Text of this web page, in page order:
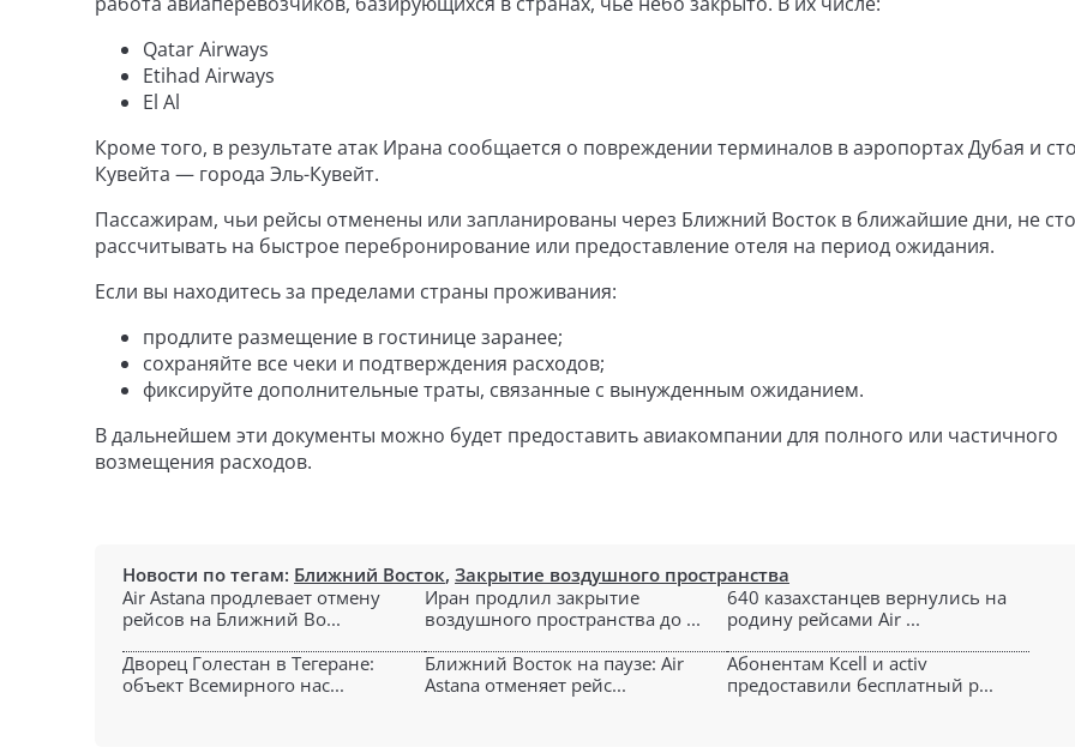
Qatar Airways
Etihad Airways
El Al
Кроме того, в результате атак Ирана сообщается о повреждении терминалов в аэропортах Дубая и
Кувейта — города Эль-Кувейт.
Пассажирам, чьи рейсы отменены или запланированы через Ближний Восток в ближайшие дни, не
рассчитывать на быстрое перебронирование или предоставление отеля на период ожидания.
Если вы находитесь за пределами страны проживания:
продлите размещение в гостинице заранее;
сохраняйте все чеки и подтверждения расходов;
фиксируйте дополнительные траты, связанные с вынужденным ожиданием.
В дальнейшем эти документы можно будет предоставить авиакомпании для полного или частичного
возмещения расходов.
Новости по тегам: Ближний Восток, Закрытие воздушного пространства
Air Astana продлевает отмену
рейсов на Ближний Во...
Иран продлил закрытие
воздушного пространства до ...
640 казахстанцев вернулись на
родину рейсами Air ...
Дворец Голестан в Тегеране:
объект Всемирного нас...
Ближний Восток на паузе: Air
Astana отменяет рейс...
Абонентам Kcell и activ
предоставили бесплатный р...